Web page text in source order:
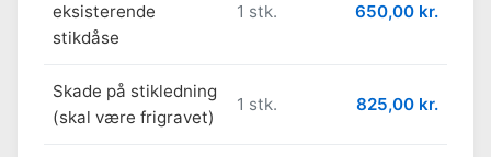
eksisterende
stikdåse
1 stk. 650,00 kr.
Skade på stikledning
(skal være frigravet)
1 stk. 825,00 kr.